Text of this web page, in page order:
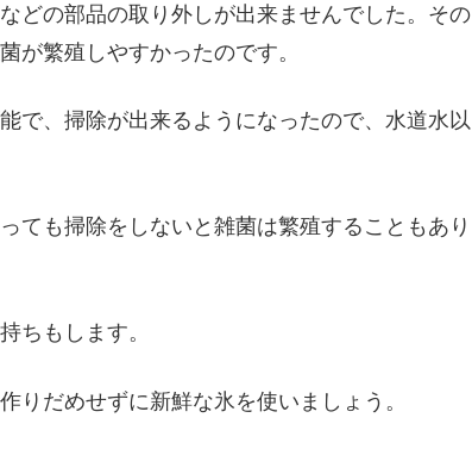
どの部品の取り外しが出来ませんでした。その
が繁殖しやすかったのです。
で、掃除が出来るようになったので、水道水以
ても掃除をしないと雑菌は繁殖することもあり
ちもします。
りだめせずに新鮮な氷を使いましょう。